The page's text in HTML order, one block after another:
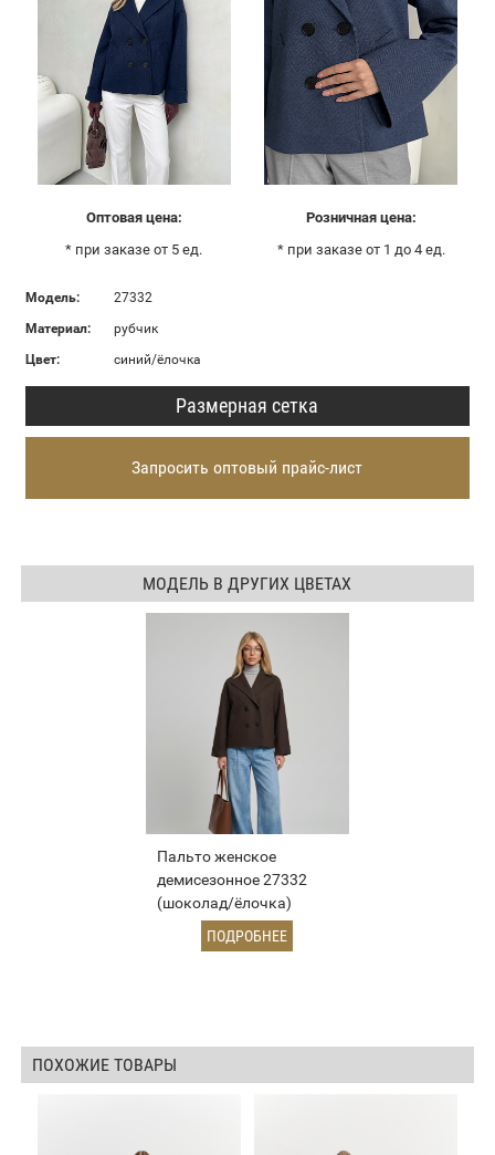
Оптовая цена:
* при заказе от 5 ед.
Розничная цена:
* при заказе от 1 до 4 ед.
Модель:
27332
Материал:
рубчик
Цвет:
синий/ёлочка
Размерная сетка
Запросить оптовый прайс-лист
МОДЕЛЬ В ДРУГИХ ЦВЕТАХ
Пальто женское
демисезонное 27332
(шоколад/ёлочка)
ПОДРОБНЕЕ
ПОХОЖИЕ ТОВАРЫ